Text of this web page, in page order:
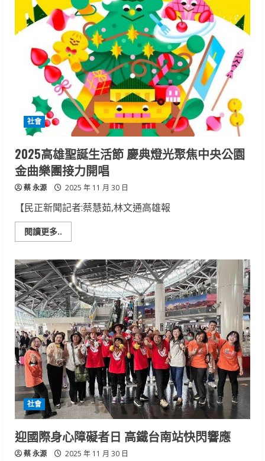
「看
見
光
明、
行
佇
光
明」
聖
誕
點
燈
感
恩
院
視
訊
同
步
點
感
恩
傳
來
社會
2025高雄聖誕生活節 慶典燈光聚焦中央公園
金曲樂團接力開唱
蔡 永源 2025 年 11 月 30 日
【民正新聞記者:蔡慧茹,林文通高雄報
閱讀更多..
more
高
雄
聖
誕
生
活
節
慶
典
燈
光
聚
焦
中
央
公
園
金
曲
樂
團
接
力
開
社會
迎國際身心障礙者日 高鐵台南站快閃響應
蔡 永源 2025 年 11 月 30 日